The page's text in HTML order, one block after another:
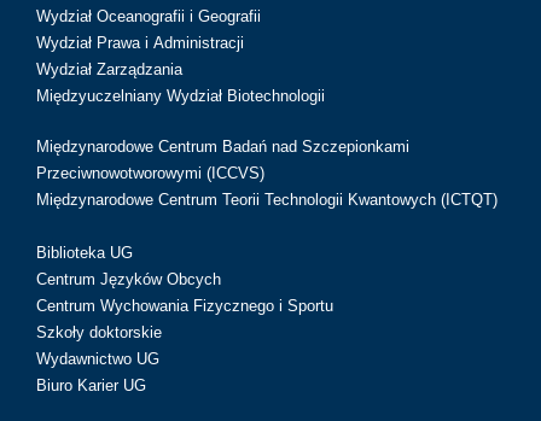
Wydział Oceanografii i Geografii
Wydział Prawa i Administracji
Wydział Zarządzania
Międzyuczelniany Wydział Biotechnologii
Międzynarodowe Centrum Badań nad Szczepionkami
Przeciwnowotworowymi (ICCVS)
Międzynarodowe Centrum Teorii Technologii Kwantowych (ICTQT)
Biblioteka UG
Centrum Języków Obcych
Centrum Wychowania Fizycznego i Sportu
Szkoły doktorskie
Wydawnictwo UG
Biuro Karier UG